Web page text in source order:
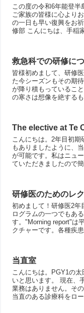
この度の令和6年能登
ご家族の皆様に心より
の一日も早い復興をお
修部 こんにちは、手稲
救急科での研修に
皆様初めまして、研修
た今シーズンもその期
が降り積もっているこ
の寒さは想像を絶する
The elective at Te
こんにちは。2年目初期
もありましたように、
が可能です。私はニュ
ていただきましたので
研修医のためのレ
初めまして！研修医2年
ログラムの一つでもあ
す。"Morning report"は
クチャーです。各種疾
当直室
こんにちは。PGY1の
いと思います。 現在、
業務はありません。そ
当直のある診療科をロ